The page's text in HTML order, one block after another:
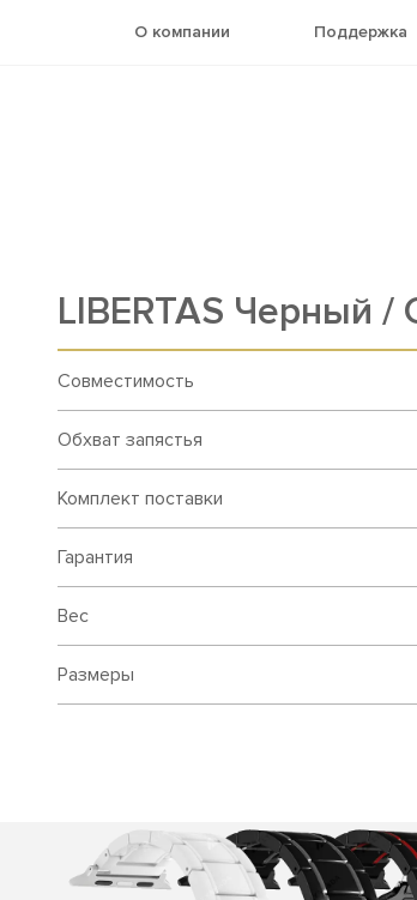
О компании Поддержка
LIBERTAS Черный /
Совместимость
Обхват запястья
Комплект поставки
Гарантия
Вес
Размеры